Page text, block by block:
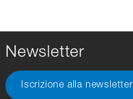
Newsletter
Iscrizione alla newsletter